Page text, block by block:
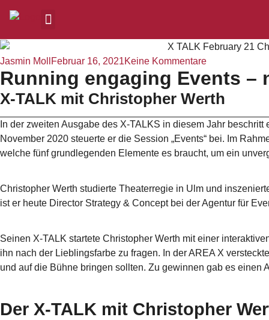
Jasmin Moll Februar 16, 2021Keine Kommentare
Running engaging Events –
X-TALK mit Christopher Werth
In der zweiten Ausgabe des X-TALKS in diesem Jahr
November 2020 steuerte er die Session „Events“ bei. Im
welche fünf grundlegenden Elemente es braucht, um ein
Christopher Werth studierte Theaterregie in Ulm und
ist er heute Director Strategy & Concept bei der Agentur für
Seinen X-TALK startete Christopher Werth mit einer
ihn nach der Lieblingsfarbe zu fragen. In der AREA X
und auf die Bühne bringen sollten. Zu gewinnen gab es
Der X-TALK mit Christopher